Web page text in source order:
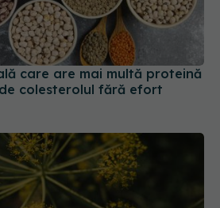
care are mai multă proteină
colesterolul fără efort